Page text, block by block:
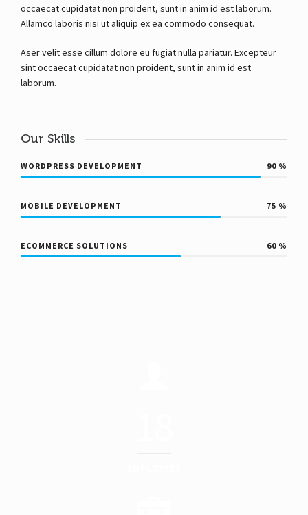
occaecat cupidatat non proident, sunt in anim id est laborum.
Allamco laboris nisi ut aliquip ex ea commodo consequat.
Aser velit esse cillum dolore eu fugiat nulla pariatur. Excepteur
sint occaecat cupidatat non proident, sunt in anim id est
laborum.
Our Skills
WORDPRESS DEVELOPMENT 90 %
MOBILE DEVELOPMENT 75 %
ECOMMERCE SOLUTIONS 60 %